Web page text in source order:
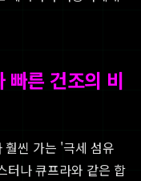
빠른 건조의 비
훨씬 가는 '극세 섬유
나 큐프라와 같은 합